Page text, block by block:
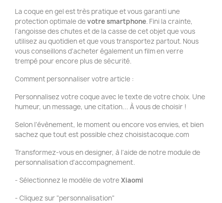
La coque en gel est très pratique et vous garanti une
protection optimale devotre smartphone. Fini la crainte,
l'angoisse des chutes et de la casse de cet objet que vous
utilisez au quotidien et que vous transportez partout. Nous
vous conseillons d'acheter également un film en verre
trempé pour encore plus de sécurité.
Comment personnaliser votre article :
Personnalisez votre coque avec le texte de votre choix. Une
humeur, un message, une citation... À vous de choisir !
Selon l'évènement, le moment ou encore vos envies, et bien
sachez que tout est possible chez choisistacoque.com
Transformez-vous en designer, à l'aide de notre module de
personnalisation d'accompagnement.
- Sélectionnez le modèle de votreXiaomi
- Cliquez sur "personnalisation"